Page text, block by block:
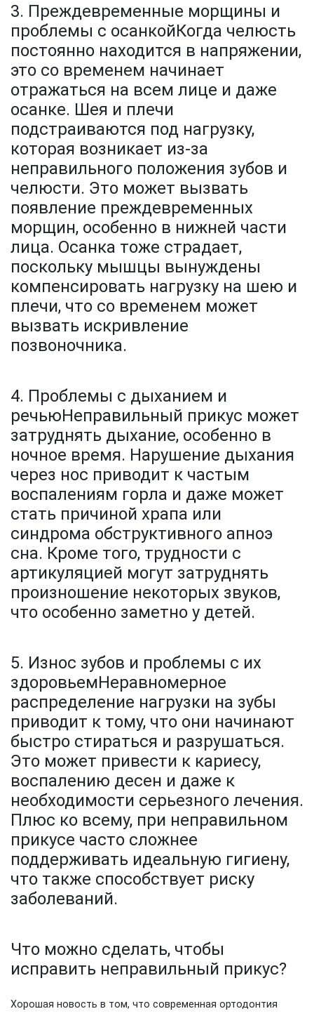
3. Преждевременные морщины и
проблемы с осанкойКогда челюсть
постоянно находится в напряжении,
это со временем начинает
отражаться на всем лице и даже
осанке. Шея и плечи
подстраиваются под нагрузку,
которая возникает из-за
неправильного положения зубов и
челюсти. Это может вызвать
появление преждевременных
морщин, особенно в нижней части
лица. Осанка тоже страдает,
поскольку мышцы вынуждены
компенсировать нагрузку на шею и
плечи, что со временем может
вызвать искривление
позвоночника.
4. Проблемы с дыханием и
речьюНеправильный прикус может
затруднять дыхание, особенно в
ночное время. Нарушение дыхания
через нос приводит к частым
воспалениям горла и даже может
стать причиной храпа или
синдрома обструктивного апноэ
сна. Кроме того, трудности с
артикуляцией могут затруднять
произношение некоторых звуков,
что особенно заметно у детей.
5. Износ зубов и проблемы с их
здоровьемНеравномерное
распределение нагрузки на зубы
приводит к тому, что они начинают
быстро стираться и разрушаться.
Это может привести к кариесу,
воспалению десен и даже к
необходимости серьезного лечения.
Плюс ко всему, при неправильном
прикусе часто сложнее
поддерживать идеальную гигиену,
что также способствует риску
заболеваний.
Что можно сделать, чтобы
исправить неправильный прикус?
Хорошая новость в том, что современная ортодонтия